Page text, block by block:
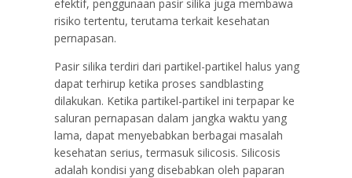
efektif, penggunaan pasir silika juga membawa
risiko tertentu, terutama terkait kesehatan
pernapasan.
Pasir silika terdiri dari partikel-partikel halus yang
dapat terhirup ketika proses sandblasting
dilakukan. Ketika partikel-partikel ini terpapar ke
saluran pernapasan dalam jangka waktu yang
lama, dapat menyebabkan berbagai masalah
kesehatan serius, termasuk silicosis. Silicosis
adalah kondisi yang disebabkan oleh paparan